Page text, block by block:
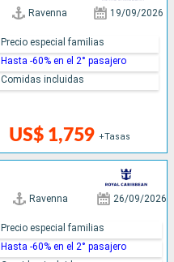
Ravenna 19/09/2026
US$ 1,759 +Tasas
Precio especial familias
Hasta -60% en el 2° pasajero
Comidas incluidas
Ravenna 26/09/2026
Precio especial familias
Hasta -60% en el 2° pasajero